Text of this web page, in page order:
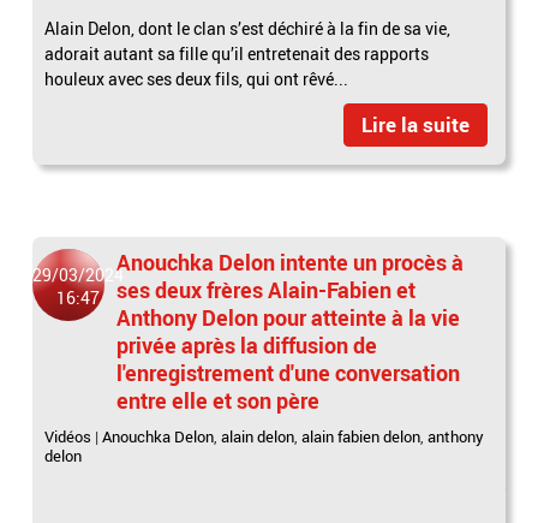
Alain Delon, dont le clan s’est déchiré à la fin de sa vie,
adorait autant sa fille qu’il entretenait des rapports
houleux avec ses deux fils, qui ont rêvé...
Lire la suite
29/03/2024
16:47
Anouchka Delon intente un procès à
ses deux frères Alain-Fabien et
Anthony Delon pour atteinte à la vie
privée après la diffusion de
l'enregistrement d'une conversation
entre elle et son père
Vidéos |Anouchka Delon,alain delon,alain fabien delon,anthony
delon